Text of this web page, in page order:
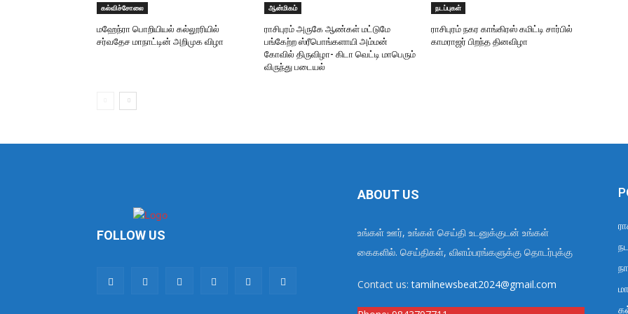
கல்விச்சோலை
மஹேந்ரா பொறியியல் கல்லூரியில்
சர்வதேச மாநாட்டின் அறிமுக விழா
ஆன்மிகம்
ராசிபுரம் அருகே ஆண்கள் மட்டுமே
பங்கேற்ற ஸ்ரீபொங்களாயி அம்மன்
கோவில் திருவிழா- கிடா வெட்டி மாபெரும்
விருந்து படையல்
நடப்புகள்
ராசிபுரம் நகர காங்கிரஸ் கமிட்டி சார்பில்
காமராஜர் பிறந்த தினவிழா
FOLLOW US
ABOUT US
உங்கள் ஊர், உங்கள் செய்தி உடனுக்குடன் உங்கள்
கைகளில். செய்திகள், விளம்பரங்களுக்கு தொடர்புக்கு
Contact us:tamilnewsbeat2024@gmail.com